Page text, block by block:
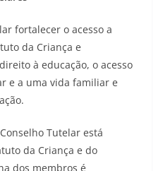
fortalecer o acesso a
da Criança e
à educação, o acesso
e a uma vida familiar e
Tutelar está
da Criança e do
dos membros é